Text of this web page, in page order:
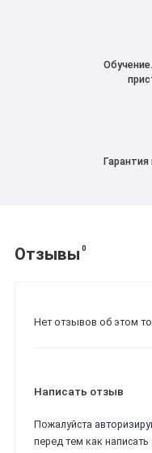
Отзывы 0
Нет отзывов об этом
Написать отзыв
Пожалуйста
перед тем как